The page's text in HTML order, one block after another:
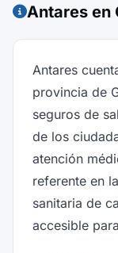
Antares en
Antares
provincia de
seguros de
de los
atención
referente en
sanitaria de
accesible